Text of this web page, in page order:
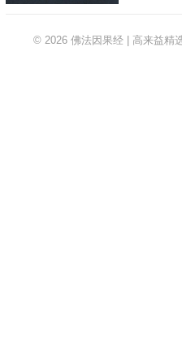
© 2026 佛法因果经 | 高来益精